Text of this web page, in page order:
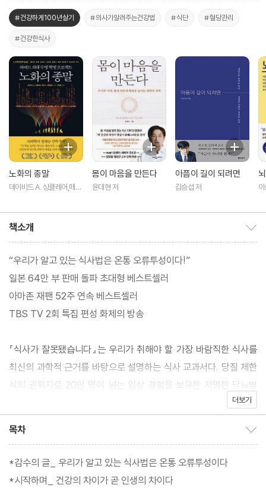
#건강하게100년살기 #의사가알려주는건강법 #식단 #혈당관리
#건강한식사
노화의 종말
데이비드 A. 싱클레어,매슈
몸이 마음을 만든다
윤대현 저
아픔이 길이 되려면
김승섭 저
책소개
“우리가 알고 있는 식사법은 온통 오류투성이다!”
일본 64만 부 판매 돌파 초대형 베스트셀러
아마존 재팬 52주 연속 베스트셀러
TBS TV 2회 특집 편성 화제의 방송
『식사가 잘못됐습니다』는 우리가 취해야 할 가장 바람직한 식사를
최신의 과학적 근거를 바탕으로 설명하는 식사 교과서다. 당질 제한
식의 권위자로 20만 명이 넘는 임상 경험을 보유한 저명한 당뇨병
전문의인 저자는 체내에 소화, 흡수 시스템을 갖추고 뇌의 지령에 따
람하는 많은 먹거리와 식사법은 잘못되었다고 말한다.
이제까지의 임상 경험을 집약하고 나날이 갱신되는 의학 논문과 통
더보기
목차
*감수의 글_ 우리가 알고 있는 식사법은 온통 오류투성이다
*시작하며_ 건강의 차이가 곧 인생의 차이다